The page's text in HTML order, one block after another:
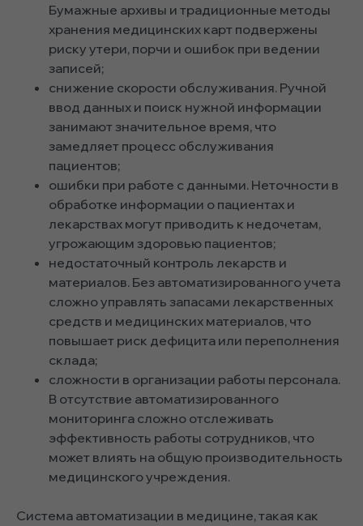
Бумажные архивы и традиционные методы
хранения медицинских карт подвержены
риску утери, порчи и ошибок при ведении
записей;
снижение скорости обслуживания. Ручной
ввод данных и поиск нужной информации
занимают значительное время, что
замедляет процесс обслуживания
пациентов;
ошибки при работе с данными. Неточности в
обработке информации о пациентах и
лекарствах могут приводить к недочетам,
угрожающим здоровью пациентов;
недостаточный контроль лекарств и
материалов. Без автоматизированного учета
сложно управлять запасами лекарственных
средств и медицинских материалов, что
повышает риск дефицита или переполнения
склада;
сложности в организации работы персонала.
В отсутствие автоматизированного
мониторинга сложно отслеживать
эффективность работы сотрудников, что
может влиять на общую производительность
медицинского учреждения.
Система автоматизации в медицине, такая как